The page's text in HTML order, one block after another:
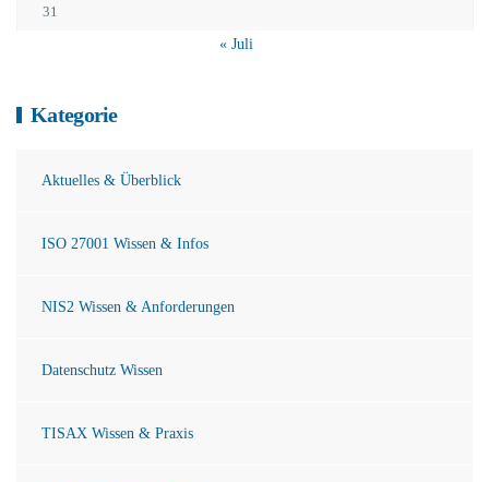
31
« Juli
Kategorie
Aktuelles & Überblick
ISO 27001 Wissen & Infos
NIS2 Wissen & Anforderungen
Datenschutz Wissen
TISAX Wissen & Praxis